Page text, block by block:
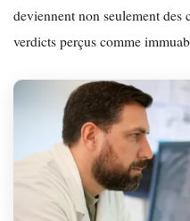
deviennent non seulement des
verdicts perçus comme